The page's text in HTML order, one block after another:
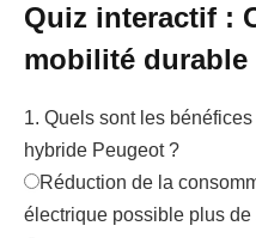
Quiz interactif :
mobilité durable
1. Quels sont les
hybride Peugeot ?
Réduction de la
électrique possible plus